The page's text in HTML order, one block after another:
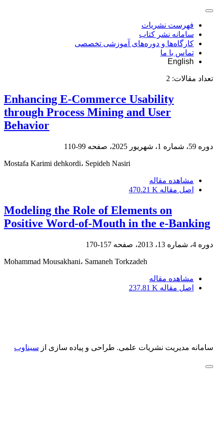
فهرست نشریات
سامانه نشر کتاب
کارگاه‌ها و دوره‌های آموزشی تخصصی
تماس با ما
English
تعداد مقالات: 2
Enhancing E-Commerce Usability
through Process Mining and User
Behavior
دوره 59، شماره 1، شهریور 2025، صفحه 99-110
Mostafa Karimi dehkordi، Sepideh Nasiri
مشاهده مقاله
اصل مقاله 470.21 K
Modeling the Role of Elements on
Positive Word-of-Mouth in the e-Banking
دوره 4، شماره 13، 2013، صفحه 157-170
Mohammad Mousakhani، Samaneh Torkzadeh
مشاهده مقاله
اصل مقاله 237.81 K
سامانه مدیریت نشریات علمی. طراحی و پیاده سازی از سیناوب